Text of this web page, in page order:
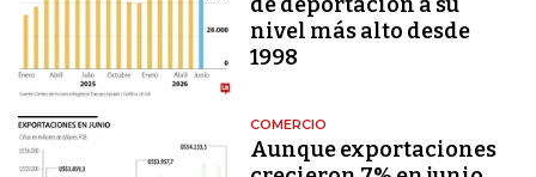
nivel más alto desde
1998
COMERCIO
Aunque exportaciones